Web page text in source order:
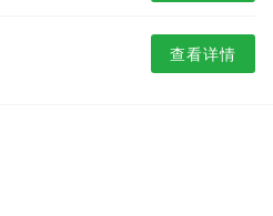
查看详情